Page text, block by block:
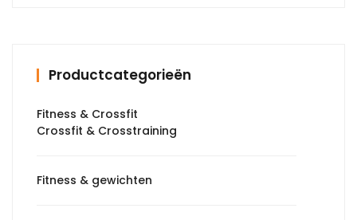
Productcategorieën
Fitness & Crossfit
Crossfit & Crosstraining
Fitness & gewichten